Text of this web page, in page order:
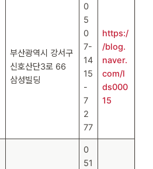
부산광역시 강서구
신호산단3로 66
삼성빌딩
0
5
0
7-
14
15
-
7
2
77
https:/
/blog.
naver.
com/l
ds000
15
0
51